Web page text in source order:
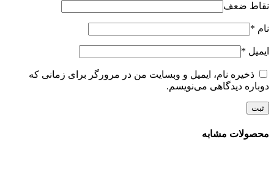
نقاط ضعف
نام *
ایمیل *
ذخیره نام، ایمیل و وبسایت من در مرورگر برای زمانی که
دوباره دیدگاهی می‌نویسم.
محصولات مشابه